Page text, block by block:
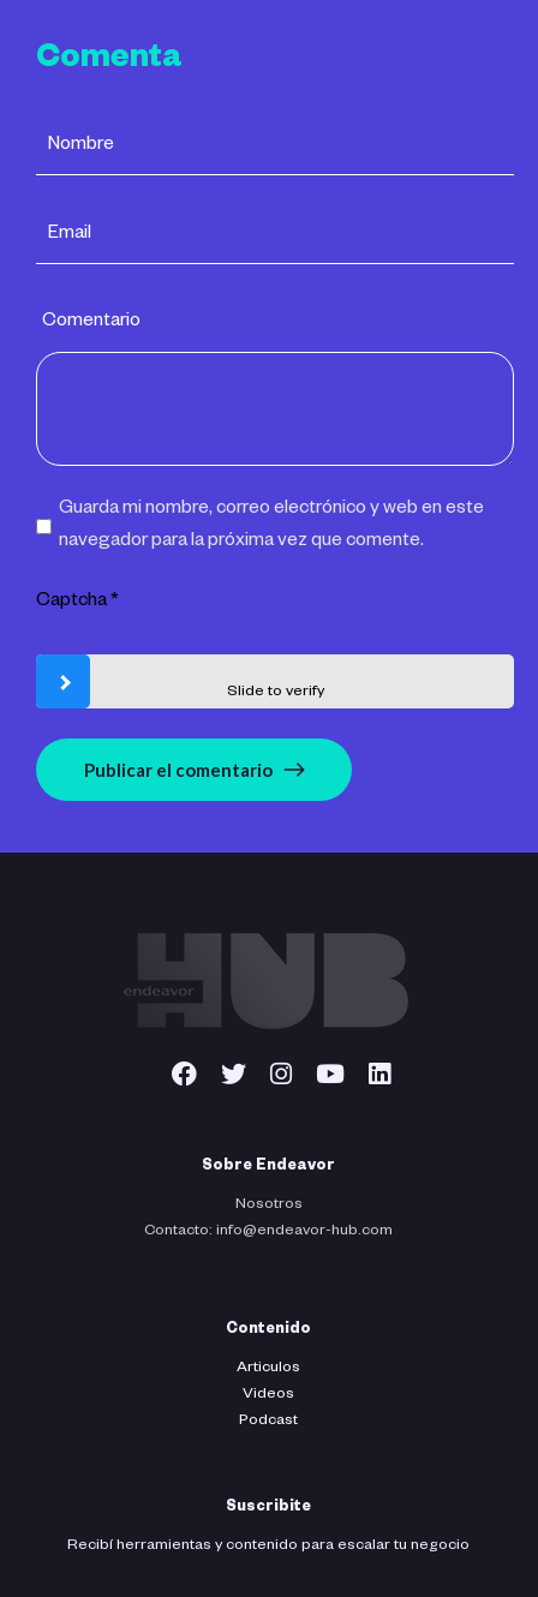
Comenta
Comentario
Guarda mi nombre, correo electrónico y web en este
navegador para la próxima vez que comente.
Captcha*
Slide to verify
Publicar el comentario
Sobre Endeavor
Nosotros
Contacto: info@endeavor-hub.com
Contenido
Articulos
Videos
Podcast
Suscribite
Recibí herramientas y contenido para escalar tu negocio